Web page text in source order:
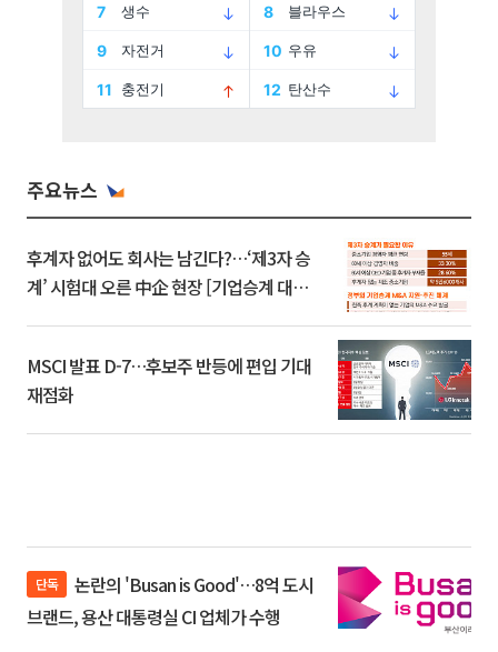
주요뉴스
후계자 없어도 회사는 남긴다?…‘제3자 승
계’ 시험대 오른 中企 현장 [기업승계 대전
MSCI 발표 D-7…후보주 반등에 편입 기대
재점화
단독
브랜드, 용산 대통령실 CI 업체가 수행